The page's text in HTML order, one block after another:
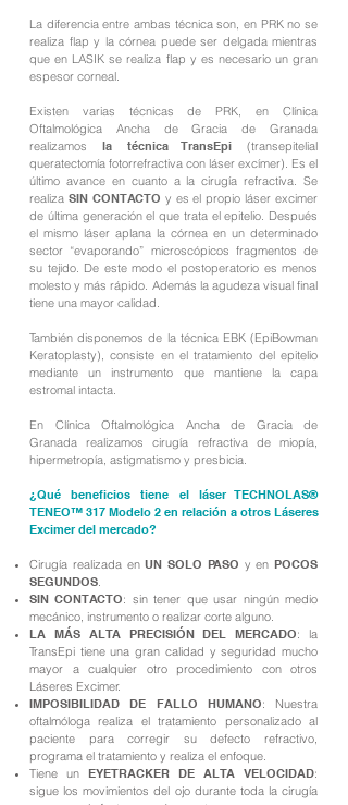
La diferencia entre ambas técnica son, en PRK no se
realiza flap y la córnea puede ser delgada mientras
que en LASIK se realiza flap y es necesario un gran
espesor corneal.
Existen varias técnicas de PRK, en Clínica
Oftalmológica Ancha de Gracia de Granada
realizamos la técnica TransEpi (transepitelial
queratectomía fotorrefractiva con láser excímer). Es el
último avance en cuanto a la cirugía refractiva. Se
realiza SIN CONTACTO y es el propio láser excimer
de última generación el que trata el epitelio. Después
el mismo láser aplana la córnea en un determinado
sector “evaporando” microscópicos fragmentos de
su tejido. De este modo el postoperatorio es menos
molesto y más rápido. Además la agudeza visual final
tiene una mayor calidad.
También disponemos de la técnica EBK (EpiBowman
Keratoplasty), consiste en el tratamiento del epitelio
mediante un instrumento que mantiene la capa
estromal intacta.
En Clínica Oftalmológica Ancha de Gracia de
Granada realizamos cirugía refractiva de miopía,
hipermetropía, astigmatismo y presbicia.
¿Qué beneficios tiene el láser TECHNOLAS®
TENEO™ 317 Modelo 2 en relación a otros Láseres
Excimer del mercado?
Cirugía realizada enUN SOLO PASO y en POCOS
SEGUNDOS.
SIN CONTACTO: sin tener que usar ningún medio
mecánico, instrumento o realizar corte alguno.
LA MÁS ALTA PRECISIÓN DEL MERCADO: la
TransEpi tiene una gran calidad y seguridad mucho
mayor a cualquier otro procedimiento con otros
Láseres Excimer.
IMPOSIBILIDAD DE FALLO HUMANO: Nuestra
oftalmóloga realiza el tratamiento personalizado al
paciente para corregir su defecto refractivo,
programa el tratamiento y realiza el enfoque.
Tiene un EYETRACKER DE ALTA VELOCIDAD:
sigue los movimientos del ojo durante toda la cirugía